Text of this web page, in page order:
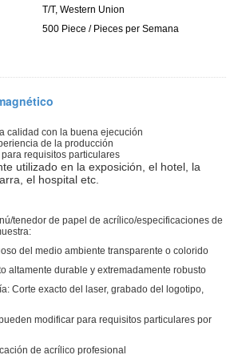
T/T, Western Union
500 Piece / Pieces per Semana
calidad con la buena ejecución
de la producción
requisitos particulares
utilizado en la exposición, el hotel, la
el hospital etc.
tenedor de papel de acrílico/especificaciones de
del medio ambiente transparente o colorido
altamente durable y extremadamente robusto
Corte exacto del laser, grabado del logotipo,
modificar para requisitos particulares por
de acrílico profesional